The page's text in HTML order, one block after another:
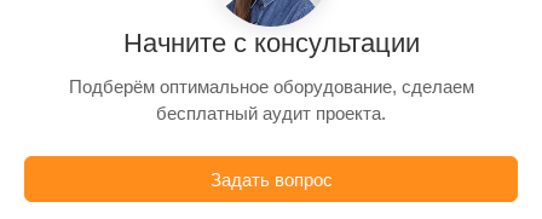
Начните с консультации
Подберём оптимальное оборудование, сделаем
бесплатный аудит проекта.
Задать вопрос